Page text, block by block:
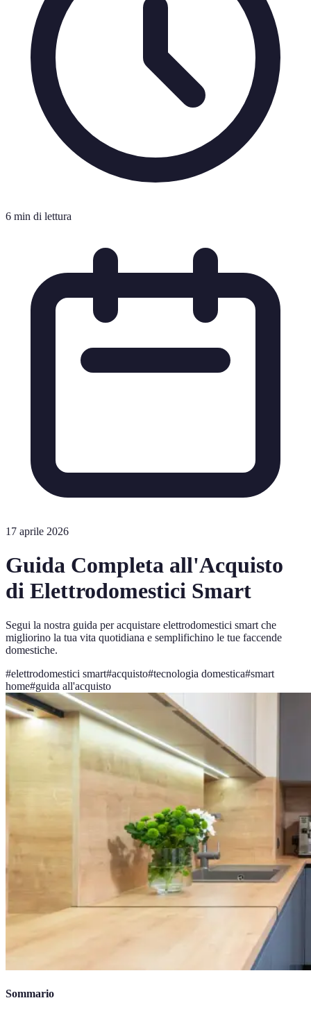
6 min di lettura
17 aprile 2026
Guida Completa all'Acquisto
di Elettrodomestici Smart
Segui la nostra guida per acquistare elettrodomestici smart che
migliorino la tua vita quotidiana e semplifichino le tue faccende
domestiche.
#elettrodomestici smart#acquisto#tecnologia domestica#smart
home#guida all'acquisto
Sommario